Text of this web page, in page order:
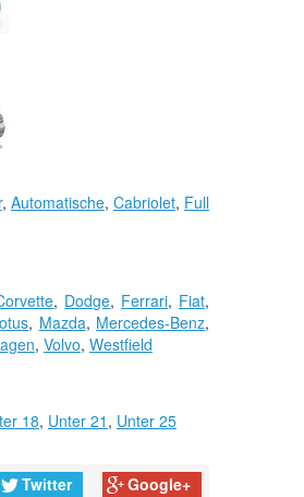
, Automatische, Cabriolet, Full
, Dodge, Ferrari, Fiat,
, Mazda, Mercedes-Benz,
, Volvo, Westfield
18, Unter 21 , Unter 25
Twitter Google+